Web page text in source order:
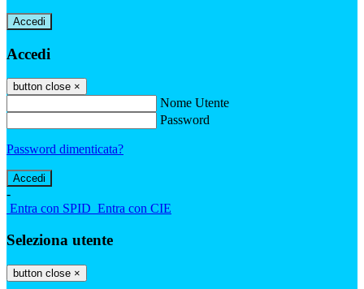
Accedi
Accedi
button close ×
Nome Utente
Password
Password dimenticata?
-
Entra con SPID Entra con CIE
Seleziona utente
button close ×